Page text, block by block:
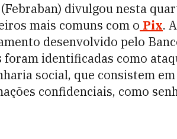
(Febraban) divulgou nesta
mais comuns com o Pix.
desenvolvido pelo
identificadas como
social, que consistem
confidenciais, como